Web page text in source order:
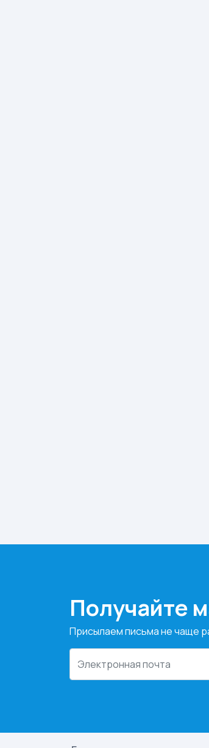
Получайте
Присылаем письма не чаще